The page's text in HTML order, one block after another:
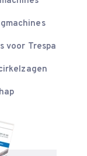
voor Trespa